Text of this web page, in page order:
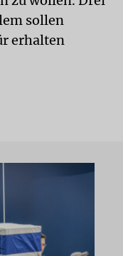
sollen
erhalten